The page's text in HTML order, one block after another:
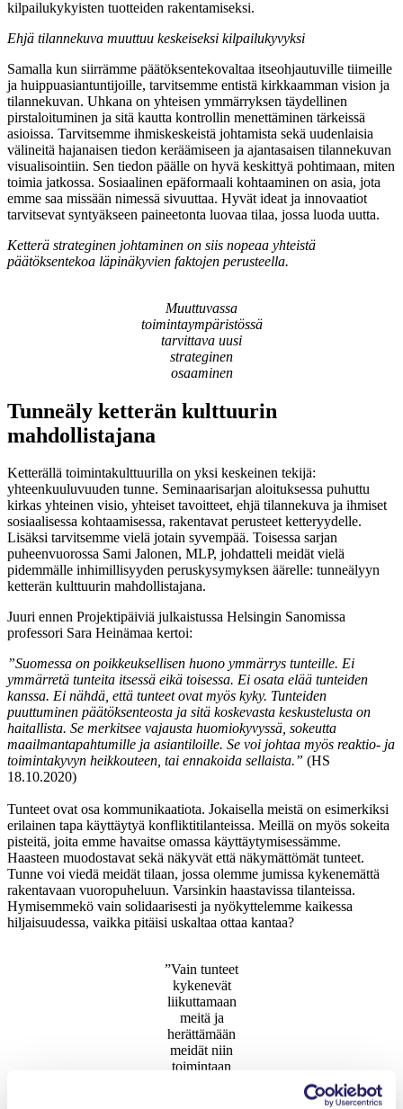
kilpailukykyisten tuotteiden rakentamiseksi.
Ehjä tilannekuva muuttuu keskeiseksi kilpailukyvyksi
Samalla kun siirrämme päätöksentekovaltaa itseohjautuville tiimeille
ja huippuasiantuntijoille, tarvitsemme entistä kirkkaamman vision ja
tilannekuvan. Uhkana on yhteisen ymmärryksen täydellinen
pirstaloituminen ja sitä kautta kontrollin menettäminen tärkeissä
asioissa. Tarvitsemme ihmiskeskeistä johtamista sekä uudenlaisia
välineitä hajanaisen tiedon keräämiseen ja ajantasaisen tilannekuvan
visualisointiin. Sen tiedon päälle on hyvä keskittyä pohtimaan, miten
toimia jatkossa. Sosiaalinen epäformaali kohtaaminen on asia, jota
emme saa missään nimessä sivuuttaa. Hyvät ideat ja innovaatiot
tarvitsevat syntyäkseen paineetonta luovaa tilaa, jossa luoda uutta.
Ketterä strateginen johtaminen on siis nopeaa yhteistä
päätöksentekoa läpinäkyvien faktojen perusteella.
Muuttuvassa
toimintaympäristössä
tarvittava uusi
strateginen
osaaminen
Tunneäly ketterän kulttuurin
mahdollistajana
Ketterällä toimintakulttuurilla on yksi keskeinen tekijä:
yhteenkuuluvuuden tunne. Seminaarisarjan aloituksessa puhuttu
kirkas yhteinen visio, yhteiset tavoitteet, ehjä tilannekuva ja ihmiset
sosiaalisessa kohtaamisessa, rakentavat perusteet ketteryydelle.
Lisäksi tarvitsemme vielä jotain syvempää. Toisessa sarjan
puheenvuorossa Sami Jalonen, MLP, johdatteli meidät vielä
pidemmälle inhimillisyyden peruskysymyksen äärelle: tunneälyyn
ketterän kulttuurin mahdollistajana.
Juuri ennen Projektipäiviä julkaistussa Helsingin Sanomissa
professori Sara Heinämaa kertoi:
”Suomessa on poikkeuksellisen huono ymmärrys tunteille. Ei
ymmärretä tunteita itsessä eikä toisessa. Ei osata elää tunteiden
kanssa. Ei nähdä, että tunteet ovat myös kyky. Tunteiden
puuttuminen päätöksenteosta ja sitä koskevasta keskustelusta on
haitallista. Se merkitsee vajausta huomiokyvyssä, sokeutta
maailmantapahtumille ja asiantiloille. Se voi johtaa myös reaktio- ja
toimintakyvyn heikkouteen, tai ennakoida sellaista.” (HS
18.10.2020)
Tunteet ovat osa kommunikaatiota. Jokaisella meistä on esimerkiksi
erilainen tapa käyttäytyä konfliktitilanteissa. Meillä on myös sokeita
pisteitä, joita emme havaitse omassa käyttäytymisessämme.
Haasteen muodostavat sekä näkyvät että näkymättömät tunteet.
Tunne voi viedä meidät tilaan, jossa olemme jumissa kykenemättä
rakentavaan vuoropuheluun. Varsinkin haastavissa tilanteissa.
Hymisemmekö vain solidaarisesti ja nyökyttelemme kaikessa
hiljaisuudessa, vaikka pitäisi uskaltaa ottaa kantaa?
”Vain tunteet
kykenevät
liikuttamaan
meitä ja
herättämään
meidät niin
toimintaan